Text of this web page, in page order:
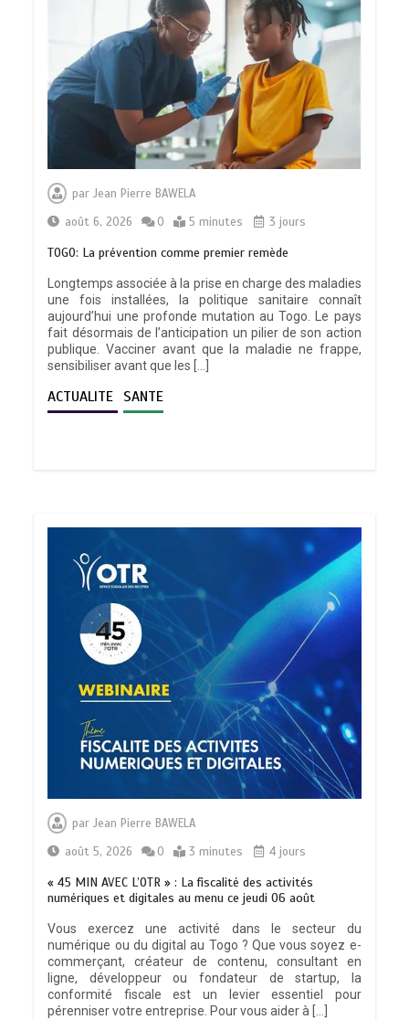
parJean Pierre BAWELA
août 6, 2026
0 5 minutes 3 jours
TOGO: La prévention comme premier remède
Longtemps associée à la prise en charge des maladies
une fois installées, la politique sanitaire connaît
aujourd’hui une profonde mutation au Togo. Le pays
fait désormais de l’anticipation un pilier de son action
publique. Vacciner avant que la maladie ne frappe,
sensibiliser avant que les […]
ACTUALITE SANTE
parJean Pierre BAWELA
août 5, 2026
0 3 minutes 4 jours
« 45 MIN AVEC L’OTR » : La fiscalité des activités
numériques et digitales au menu ce jeudi 06 août
Vous exercez une activité dans le secteur du
numérique ou du digital au Togo ? Que vous soyez e-
commerçant, créateur de contenu, consultant en
ligne, développeur ou fondateur de startup, la
conformité fiscale est un levier essentiel pour
pérenniser votre entreprise. Pour vous aider à […]
0 5 minutes
TOGO : Sauver la mère devient un
indicateur de civilisation
4 minutes
BLITTA / SEMINAIRE NATIONAL DES
l’optimisation du service public
4 minutes
RODRI AU BARÇA PLUTOT QU’AU REAL
MADRID : Les révélations chocs de
Pep Guardiola…
5 minutes